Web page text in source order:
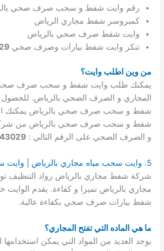
رقم وايت شفط و سحب صرف صحي
كمبروسر شفط مجاري الرياض
وايت شفط صرف صحي بالرياض
تنكر وايت شفط بيارات وصرف صحي
من وين اطلب وايت؟
يمكنك طلب وايت شفط و سحب صرف
المجاري و الصرف الصحي بالرياض.
شفط و سحب صرف صحي بالرياض يمكنك
شفط و سحب صرف صحي بالرياض من شركة
و الصرف الصحي على الرقم التالي :
5. وايت سحب مياه مجاري بالرياض | وايت سحب مجاري بالرياض
شركة شفط مجاري بالرياض رواد التنظيف
مجاري بالرياض تميزا و كفاءة. يقدم
شفط بيارات صرف صحي بكفاءة عالية.
ما هي الماده التي تفتح المجاري؟
يوجد العديد من المواد التي يمكن